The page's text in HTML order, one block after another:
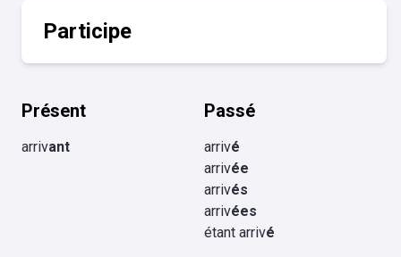
Participe
Présent
arrivant
Passé
arrivé
arrivée
arrivés
arrivées
étant arrivé